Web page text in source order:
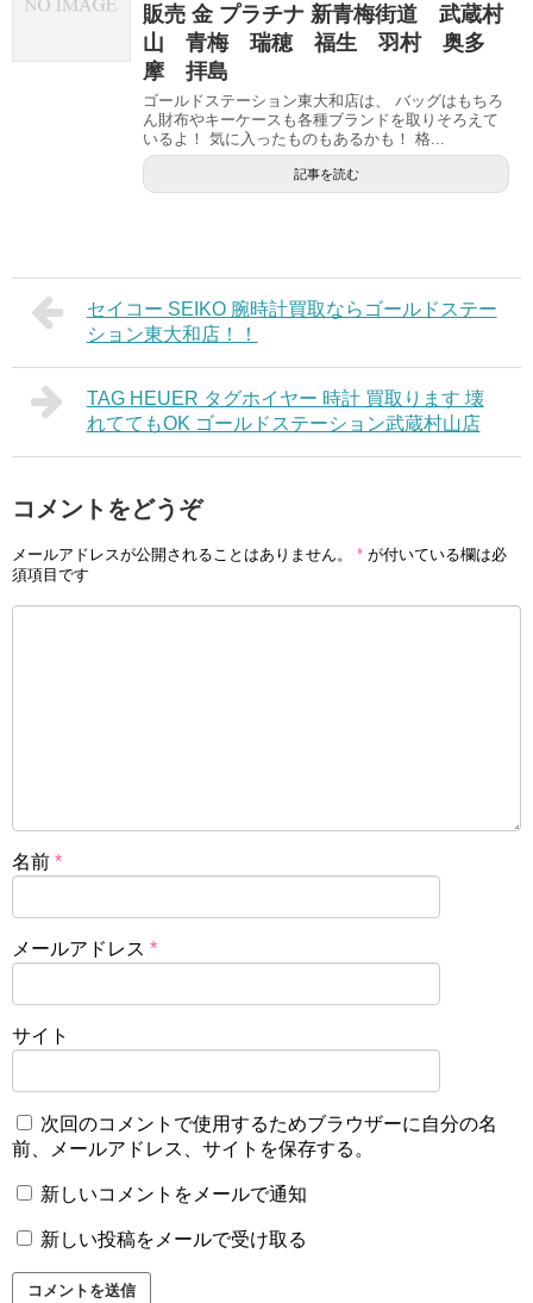
販売 金 プラチナ 新青梅街道 武蔵村
山 青梅 瑞穂 福生 羽村 奥多
摩 拝島
ゴールドステーション東大和店は、 バッグはもちろ
ん財布やキーケースも各種ブランドを取りそろえて
いるよ！ 気に入ったものもあるかも！ 格...
記事を読む
セイコー SEIKO 腕時計買取ならゴールドステー
ション東大和店！！
TAG HEUER タグホイヤー 時計 買取ります 壊
れててもOK ゴールドステーション武蔵村山店
コメントをどうぞ
メールアドレスが公開されることはありません。 * が付いている欄は必
須項目です
名前 *
メールアドレス *
サイト
次回のコメントで使用するためブラウザーに自分の名
前、メールアドレス、サイトを保存する。
新しいコメントをメールで通知
新しい投稿をメールで受け取る